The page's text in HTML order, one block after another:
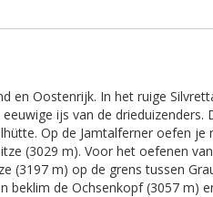
en Oostenrijk. In het ruige
ijs van de
Op de Jamtalferner oefen
(3029 m). Voor het oefenen
(3197 m) op de grens tussen
beklim de Ochsenkopf (3057 m)